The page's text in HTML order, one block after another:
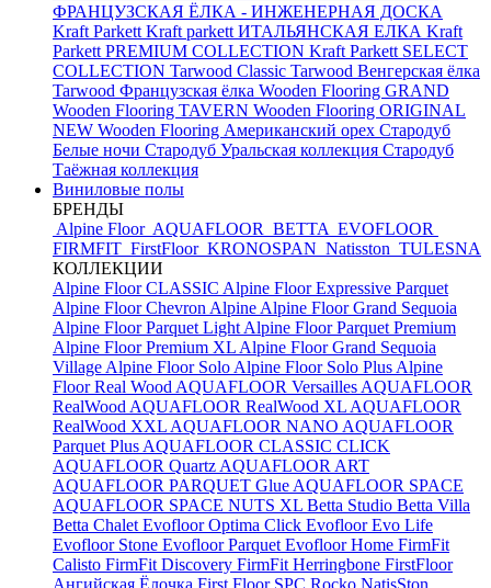
ФРАНЦУЗСКАЯ ЁЛКА - ИНЖЕНЕРНАЯ ДОСКА
Kraft Parkett Kraft parkett ИТАЛЬЯНСКАЯ ЕЛКА Kraft
Parkett PREMIUM COLLECTION Kraft Parkett SELECT
COLLECTION Tarwood Classic Tarwood Венгерская ёлка
Tarwood Французская ёлка Wooden Flooring GRAND
Wooden Flooring TAVERN Wooden Flooring ORIGINAL
NEW Wooden Flooring Американский орех Стародуб
Белые ночи Стародуб Уральская коллекция Стародуб
Таёжная коллекция
Виниловые полы
БРЕНДЫ
Alpine Floor AQUAFLOOR BETTA EVOFLOOR
FIRMFIT FirstFloor KRONOSPAN Natisston TULESNA
КОЛЛЕКЦИИ
Alpine Floor CLASSIC Alpine Floor Expressive Parquet
Alpine Floor Chevron Alpine Alpine Floor Grand Sequoia
Alpine Floor Parquet Light Alpine Floor Parquet Premium
Alpine Floor Premium XL Alpine Floor Grand Sequoia
Village Alpine Floor Solo Alpine Floor Solo Plus Alpine
Floor Real Wood AQUAFLOOR Versailles AQUAFLOOR
RealWood AQUAFLOOR RealWood XL AQUAFLOOR
RealWood XXL AQUAFLOOR NANO AQUAFLOOR
Parquet Plus AQUAFLOOR CLASSIC CLICK
AQUAFLOOR Quartz AQUAFLOOR ART
AQUAFLOOR PARQUET Glue AQUAFLOOR SPACE
AQUAFLOOR SPACE NUTS XL Betta Studio Betta Villa
Betta Chalet Evofloor Optima Click Evofloor Evo Life
Evofloor Stone Evofloor Parquet Evofloor Home FirmFit
Calisto FirmFit Discovery FirmFit Herringbone FirstFloor
Ангийская Ёлочка First Floor SPC Rocko NatisSton